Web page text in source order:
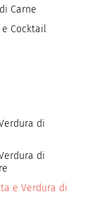
Carne
e Cocktail
di
di
e Verdura di